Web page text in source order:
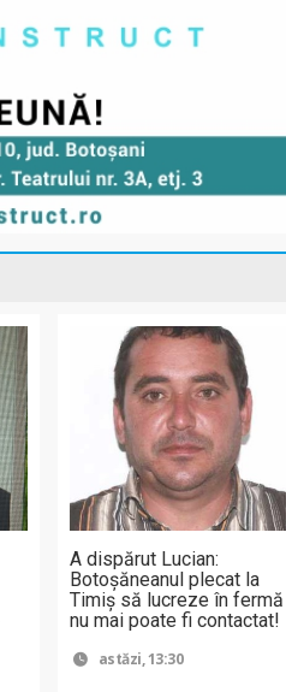
A dispărut Lucian:
Botoșăneanul plecat la
Timiș să lucreze în fermă
nu mai poate fi contactat!
astăzi, 13:30